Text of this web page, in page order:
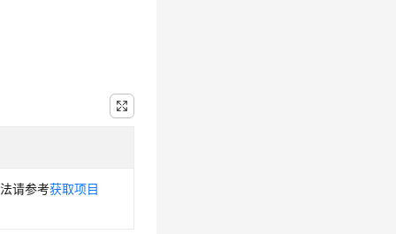
请参考获取项目